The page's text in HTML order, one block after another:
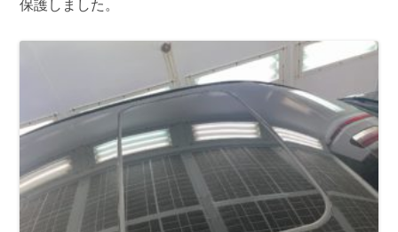
保護しました。